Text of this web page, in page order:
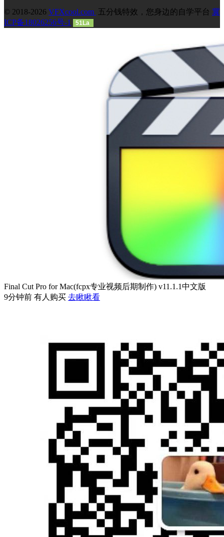
© 2018-2026 VFXcool.com 五分钱特效，您身边的自学平台 冀
ICP备18026256号-1
51La
Final Cut Pro for Mac(fcpx专业视频后期制作) v11.1.1中文版
9分钟前 有人购买 去瞅瞅看